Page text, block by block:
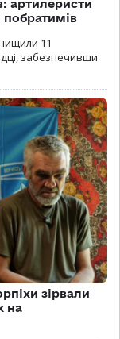
артилеристи
побратимів
11
забезпечивши
зірвали
на